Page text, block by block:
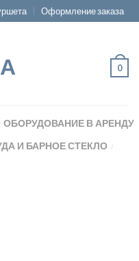
Оформление заказа
0
ОБОРУДОВАНИЕ В АРЕНДУ
И БАРНОЕ СТЕКЛО /